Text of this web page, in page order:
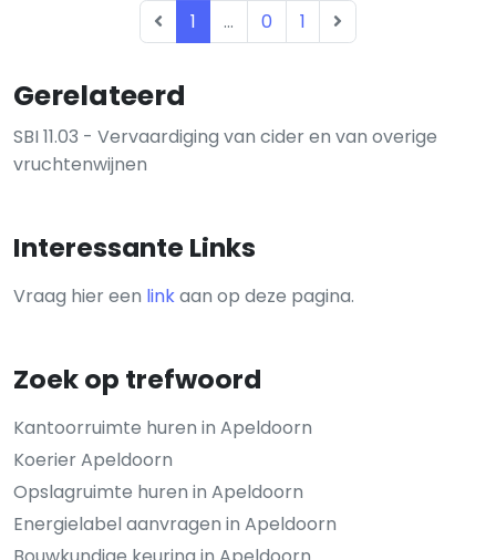
Gerelateerd
SBI 11.03 - Vervaardiging van cider en van overige
vruchtenwijnen
Interessante Links
Vraag hier een linkaan op deze pagina.
Zoek op trefwoord
Kantoorruimte huren in Apeldoorn
Koerier Apeldoorn
Opslagruimte huren in Apeldoorn
Energielabel aanvragen in Apeldoorn
1 ... 0 1